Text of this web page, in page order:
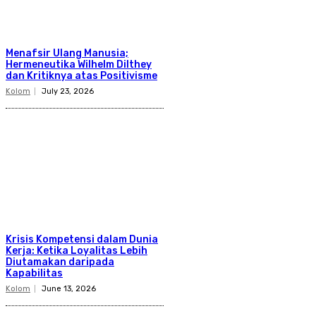
Menafsir Ulang Manusia;
Hermeneutika Wilhelm Dilthey
dan Kritiknya atas Positivisme
Kolom July 23, 2026
Krisis Kompetensi dalam Dunia
Kerja: Ketika Loyalitas Lebih
Diutamakan daripada
Kapabilitas
Kolom June 13, 2026